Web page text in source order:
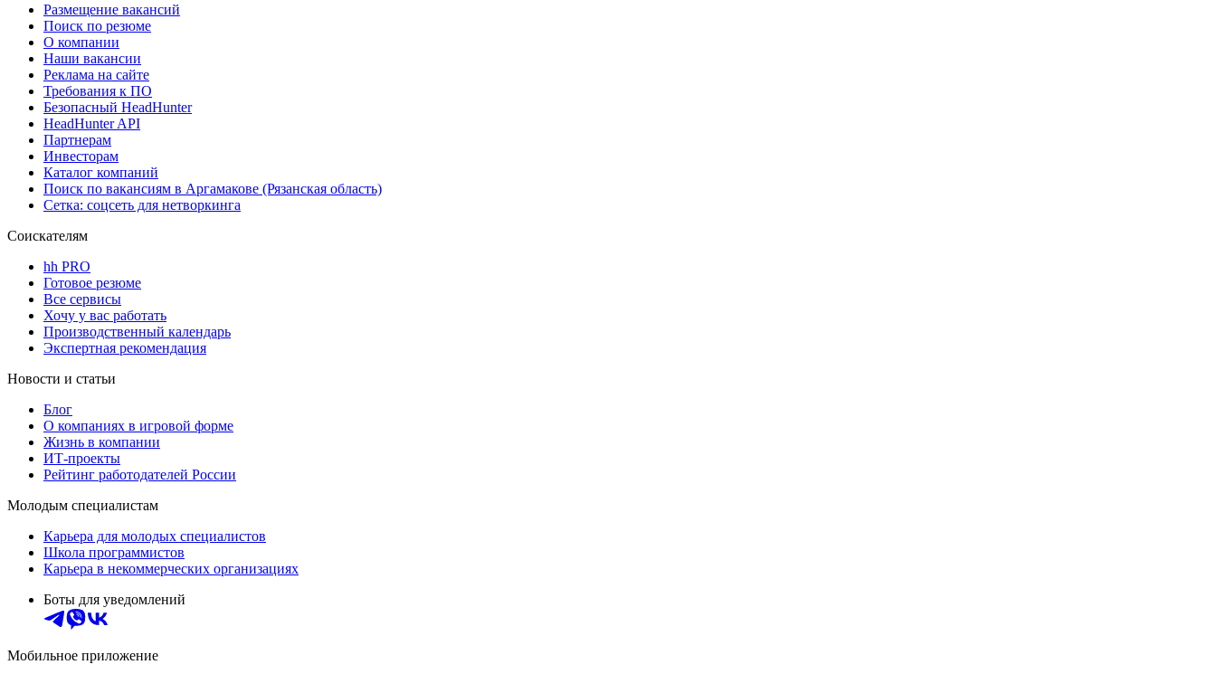
Размещение вакансий
Поиск по резюме
О компании
Наши вакансии
Реклама на сайте
Требования к ПО
Безопасный HeadHunter
HeadHunter API
Партнерам
Инвесторам
Каталог компаний
Поиск по вакансиям в Аргамакове (Рязанская область)
Сетка: соцсеть для нетворкинга
Соискателям
hh PRO
Готовое резюме
Все сервисы
Хочу у вас работать
Производственный календарь
Экспертная рекомендация
Новости и статьи
Блог
О компаниях в игровой форме
Жизнь в компании
ИТ-проекты
Рейтинг работодателей России
Молодым специалистам
Карьера для молодых специалистов
Школа программистов
Карьера в некоммерческих организациях
Боты для уведомлений
Мобильное приложение